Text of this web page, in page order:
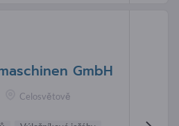
GmbH
Celosvětově